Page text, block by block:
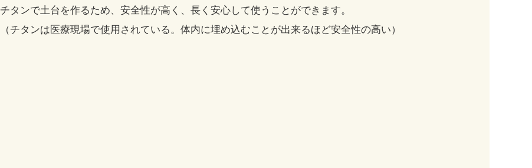
チタンで土台を作るため、安全性が高く、長く安心して使うことができます。
（チタンは医療現場で使用されている。体内に埋め込むことが出来るほど安全性の高い）